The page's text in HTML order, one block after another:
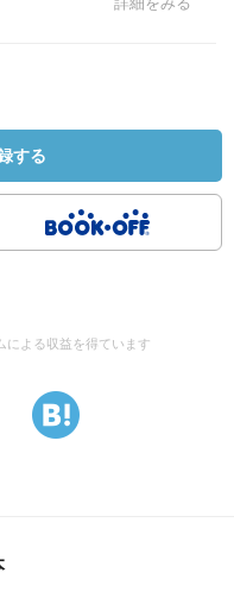
する
による収益を得ています